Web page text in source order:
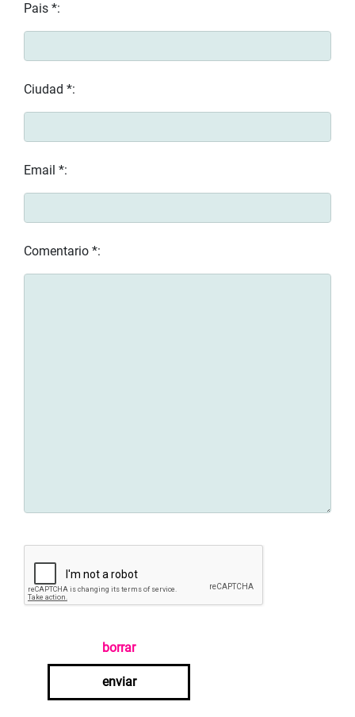
Pais *:
Ciudad *:
Email *:
Comentario *:
borrar
enviar